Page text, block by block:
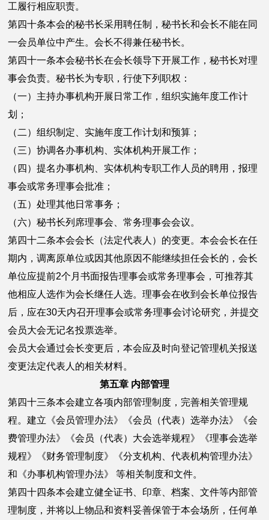
工履行相应职责。
第四十条本会的秘书长采用聘任制，秘书长和会长不能在同
一会员单位中产生。会长不得兼任秘书长。
第四十一条本会秘书长在会长领导下开展工作，秘书长对理
事会负责。秘书长为专职，行使下列职权：
（一）主持办事机构开展日常工作，组织实施年度工作计
划；
（二）组织制定、实施年度工作计划和预算；
（三）协调各办事机构、实体机构开展工作；
（四）提名办事机构、实体机构专职工作人员的聘用，报理
事会或常务理事会批准；
（五）处理其他日常事务；
（六）秘书长列席理事会、常务理事会会议。
第四十二条本会会长（法定代表人）的变更。本会会长在任
期内，调离原单位或因其他原因不能继续担任会长的，会长
单位应提前2个月书面报告理事会或常务理事会，可推荐其
他相应人选作为会长继任人选。理事会在收到会长单位报告
后，应在30天内召开理事会或常务理事会讨论研究，并提交
会员大会无记名投票选举。
会员大会通过会长变更后，本会应及时向登记管理机关报送
变更法定代表人的相关材料。
第五章 内部管理
第四十三条本会建立各项内部管理制度，完善相关管理规
程。建立《会员管理办法》《会员（代表）选举办法》《会
费管理办法》《会员（代表）大会选举规程》《理事会选举
规程》《财务管理制度》《分支机构、代表机构管理办法》
和《办事机构管理办法》 等相关制度和文件。
第四十四条本会建立健全证书、印章、档案、文件等内部管
理制度，并将以上物品和资料妥善保管于本会场所，任何单